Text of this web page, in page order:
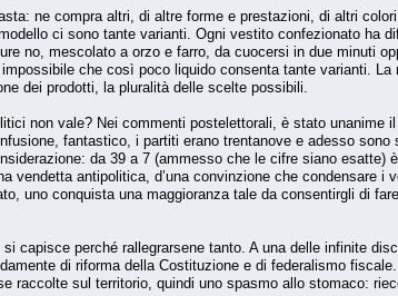
ne compra altri, di altre forme e prestazioni, di altri
ci sono tante varianti. Ogni vestito confezionato
no, mescolato a orzo e farro, da cuocersi in due minuti
che così poco liquido consenta tante varianti.
dei prodotti, la pluralità delle scelte possibili.
non vale? Nei commenti postelettorali, è stato
fantastico, i partiti erano trentanove e adesso
da 39 a 7 (ammesso che le cifre siano esatte)
vendetta antipolitica, d’una convinzione che
uno conquista una maggioranza tale da consentirgli di
capisce perché rallegrarsene tanto. A una delle infinite
di riforma della Costituzione e di federalismo
raccolte sul territorio, quindi uno spasmo allo stomaco: